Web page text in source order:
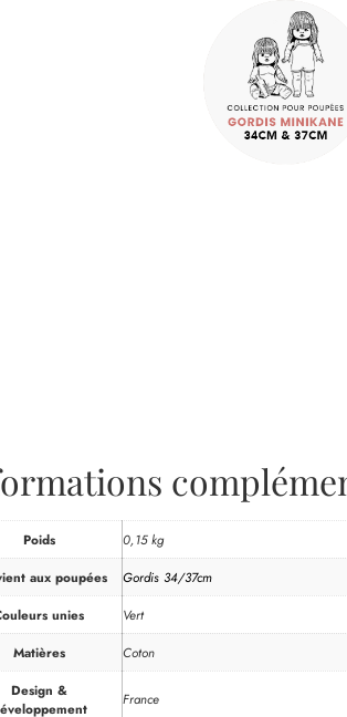
Poids
0,15 kg
aux poupées
Gordis 34/37cm
unies
Vert
Matières
Coton
Design &
France